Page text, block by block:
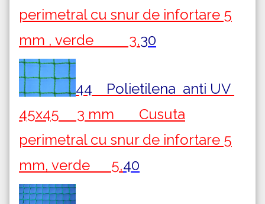
perimetral cu snur de infortare 5
mm , verde 3,30
44 Polietilena anti UV
45x45 3 mm Cusuta
perimetral cu snur de infortare 5
mm, verde 5,40